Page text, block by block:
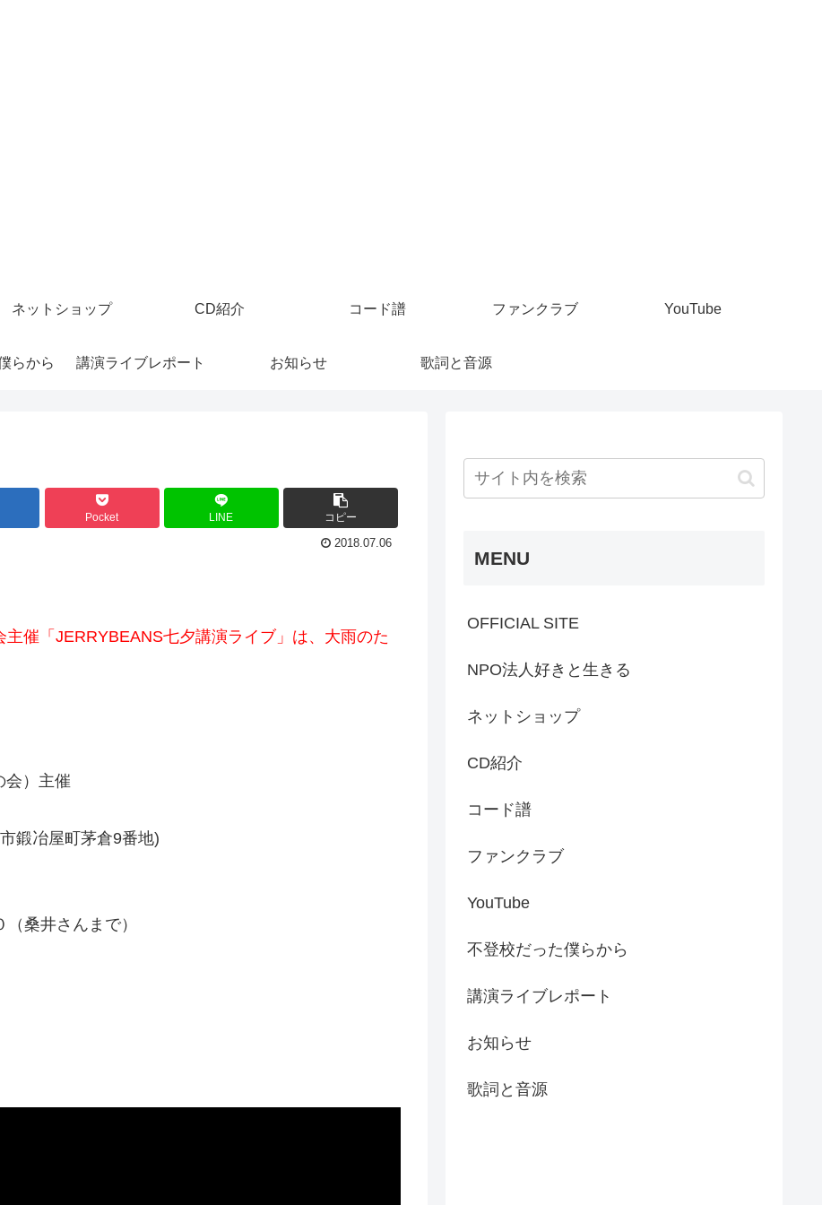
ネットショップ CD紹介 コード譜 ファンクラブ YouTube
らから 講演ライブレポート お知らせ 歌詞と音源
Pocket LINE コピー
2018.07.06
催「JERRYBEANS七夕講演ライブ」は、大雨のた
会）主催
鍛冶屋町茅倉9番地)
桑井さんまで）
MENU
OFFICIAL SITE
NPO法人好きと生きる
ネットショップ
CD紹介
コード譜
ファンクラブ
YouTube
不登校だった僕らから
講演ライブレポート
お知らせ
歌詞と音源